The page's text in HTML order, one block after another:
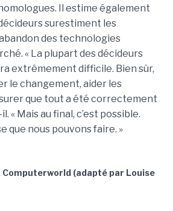
Il estime également
surestiment les
des technologies
« La plupart des décideurs
extrêmement difficile. Bien sûr,
le changement, aider les
que tout a été correctement
« Mais au final, c’est possible.
que nous pouvons faire. »
(adapté par Louise